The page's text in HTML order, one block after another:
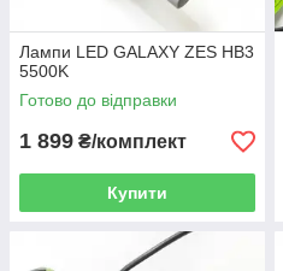
Лампи LED GALAXY ZES HB3
5500K
Готово до відправки
1 899 ₴/комплект
Купити